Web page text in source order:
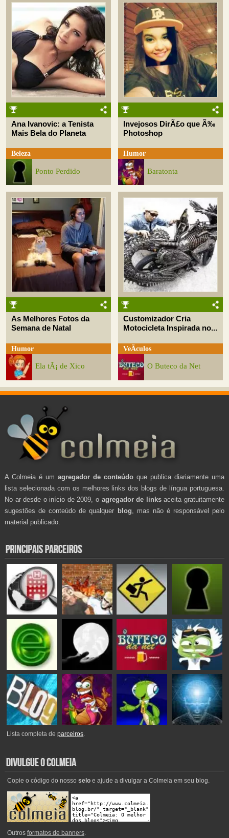
Ana Ivanovic: a Tenista
Mais Bela do Planeta
Beleza
Ponto Perdido
Invejosos DirÃ£o que Ã‰
Photoshop
Humor
Baratonta
As Melhores Fotos da
Semana de Natal
Humor
Ela tÃ¡ de Xico
Customizador Cria
Motocicleta Inspirada no...
VeÃ­culos
O Buteco da Net
A Colmeia é um agregador de conteúdo que publica diariamente uma
lista selecionada com os melhores links dos blogs de língua portuguesa.
No ar desde o início de 2009, o agregador de linksaceita gratuitamente
sugestões de conteúdo de qualquer blog , mas não é responsável pelo
material publicado.
Lista completa deparceiros.
Copie o código do nosso seloe ajude a divulgar a Colmeia em seu blog.
Outros formatos de banners.